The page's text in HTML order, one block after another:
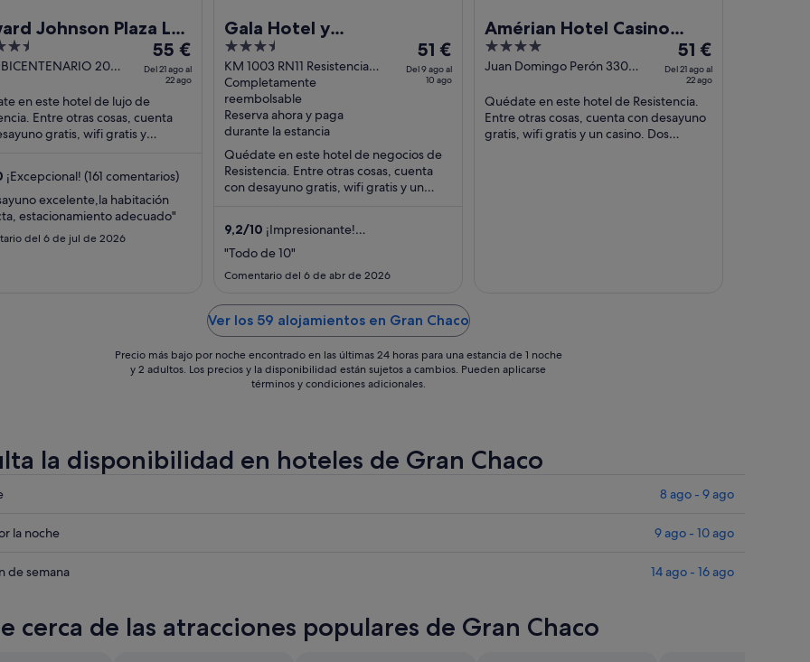
Johnson Plaza La
20
El
precio
es
55 €
por
del
21
ago
55 €
Del 21 ago al
22 ago
en este hotel de lujo de
Entre otras cosas, cuenta
gratis, wifi gratis y
¡Excepcional! (161 comentarios)
excelente,la habitación
estacionamiento adecuado"
del 6 de jul de 2026
Gala Hotel y
Convenciones
3.5
out
of
5
KM 1003 RN11 Resistencia
Chaco
Completamente
reembolsable
Reserva ahora y paga
durante la estancia
El
precio
es
noche
del
51 €
Del 9 ago al
10 ago
Quédate en este hotel de negocios de
Resistencia. Entre otras cosas, cuenta
con desayuno gratis, wifi gratis y un
9,2/10 ¡Impresionante!
(176 comentarios)
"Todo de 10"
Comentario del 6 de abr de 2026
Amérian Hotel Casino
Gala
4
out
5
Juan Domingo Perón 330
Chaco
El
precio
es
de
51 €
por
51 €
Del 21 ago al
22 ago
Quédate en este hotel de Resistencia.
Entre otras cosas, cuenta con desayuno
gratis, wifi gratis y un casino. Dos
Ver los 59 alojamientos en Gran Chaco
Precio más bajo por noche encontrado en las últimas 24 horas para una estancia de 1 noche
y 2 adultos. Los precios y la disponibilidad están sujetos a cambios. Pueden aplicarse
términos y condiciones adicionales.
la disponibilidad en hoteles de Gran Chaco
8 ago - 9 ago
la noche 9 ago - 10 ago
de semana 14 ago - 16 ago
cerca de las atracciones populares de Gran Chaco